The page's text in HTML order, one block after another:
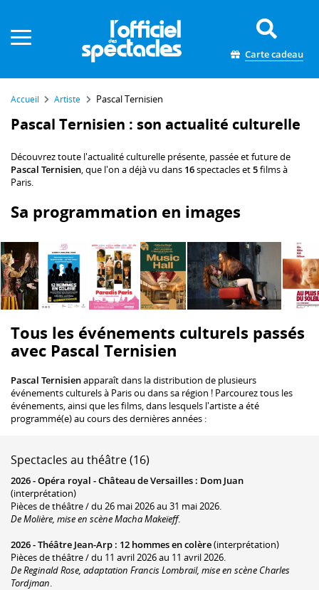
Carte cadeau
Accueil Artiste Pascal Ternisien
Pascal Ternisien : son actualité culturelle
Découvrez toute l'actualité culturelle présente, passée et future de
Pascal Ternisien, que l'on a déjà vu dans 16spectacles et5films à
Paris.
Sa programmation en images
Tous les événements culturels passés
avec Pascal Ternisien
Pascal Ternisienapparaît dans la distribution de plusieurs
événements culturels à Paris ou dans sa région ! Parcourez tous les
événements, ainsi que les films, dans lesquels l'artiste a été
programmé(e) au cours des dernières années :
Spectacles au théâtre (16)
2026 -Opéra royal - Château de Versailles : Dom Juan
(interprétation)
Pièces de théâtre / du 26 mai 2026 au 31 mai 2026.
De Molière, mise en scène Macha Makeïeff.
2026 -Théâtre Jean-Arp : 12 hommes en colère(interprétation)
Pièces de théâtre / du 11 avril 2026 au 11 avril 2026.
De Reginald Rose, adaptation Francis Lombrail, mise en scène Charles
Tordjman.